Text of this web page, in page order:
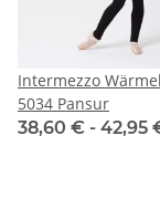
Intermezzo
5034 Pansur
38,60 € - 42,95